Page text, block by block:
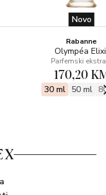
Novo
Rabanne
Olympéa
Parfemski
170,20
30 ml 50 ml